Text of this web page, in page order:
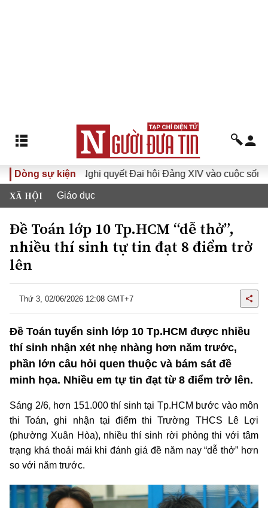
Dòng sự kiện
Đưa Nghị quyết Đại hội Đảng XIV vào cuộc sống
XÃ HỘI Giáo dục
Đề Toán lớp 10 Tp.HCM “dễ thở”,
nhiều thí sinh tự tin đạt 8 điểm trở
lên
Thứ 3, 02/06/2026 12:08 GMT+7
Đề Toán tuyển sinh lớp 10 Tp.HCM được nhiều
thí sinh nhận xét nhẹ nhàng hơn năm trước,
phần lớn câu hỏi quen thuộc và bám sát đề
minh họa. Nhiều em tự tin đạt từ 8 điểm trở lên.
Sáng 2/6, hơn 151.000 thí sinh tại Tp.HCM bước vào môn
thi Toán, ghi nhận tại điểm thi Trường THCS Lê Lợi
(phường Xuân Hòa), nhiều thí sinh rời phòng thi với tâm
trạng khá thoải mái khi đánh giá đề năm nay “dễ thở” hơn
so với năm trước.